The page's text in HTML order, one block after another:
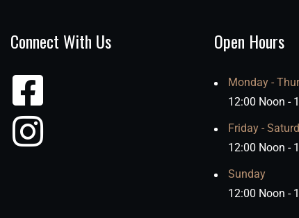
Connect With Us Open Hours
Monday -
12:00 Noon -
Friday -
12:00 Noon -
Sunday
12:00 Noon -